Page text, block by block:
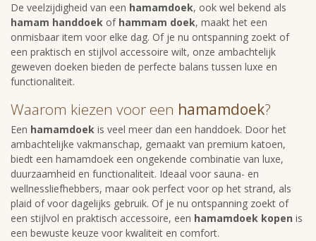
De veelzijdigheid van een hamamdoek, ook wel bekend als
hamam handdoek of hammam doek, maakt het een
onmisbaar item voor elke dag. Of je nu ontspanning zoekt of
een praktisch en stijlvol accessoire wilt, onze ambachtelijk
geweven doeken bieden de perfecte balans tussen luxe en
functionaliteit.
Waarom kiezen voor een hamamdoek?
Een hamamdoek is veel meer dan een handdoek. Door het
ambachtelijke vakmanschap, gemaakt van premium katoen,
biedt een hamamdoek een ongekende combinatie van luxe,
duurzaamheid en functionaliteit. Ideaal voor sauna- en
wellnessliefhebbers, maar ook perfect voor op het strand, als
plaid of voor dagelijks gebruik. Of je nu ontspanning zoekt of
een stijlvol en praktisch accessoire, een hamamdoek kopen is
een bewuste keuze voor kwaliteit en comfort.